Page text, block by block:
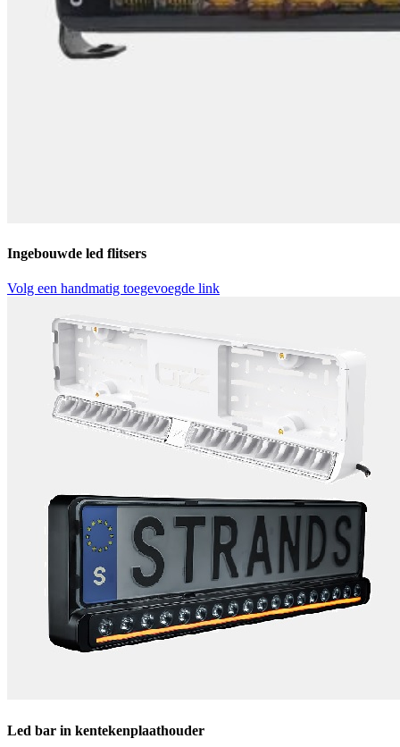
Ingebouwde led flitsers
Volg een handmatig toegevoegde link
Led bar in kentekenplaathouder